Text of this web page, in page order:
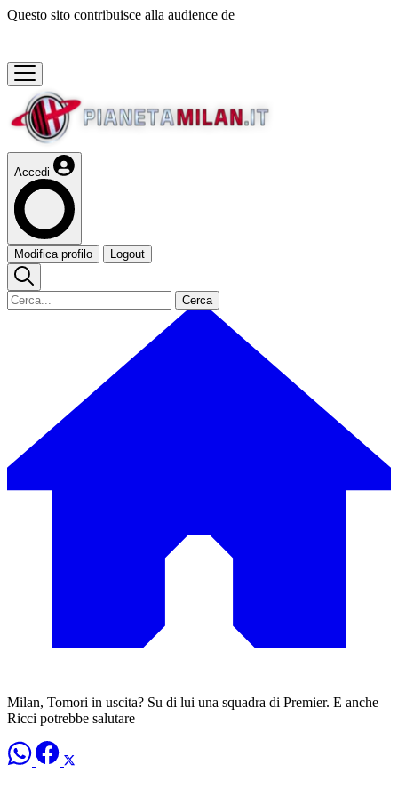
Questo sito contribuisce alla audience de
Accedi
Modifica profilo Logout
Cerca
Milan, Tomori in uscita? Su di lui una squadra di Premier. E anche
Ricci potrebbe salutare